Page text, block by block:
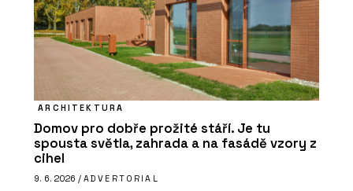
ARCHITEKTURA
Domov pro dobře prožité stáří. Je tu
spousta světla, zahrada a na fasádě vzory z
cihel
9. 6. 2026 / ADVERTORIAL